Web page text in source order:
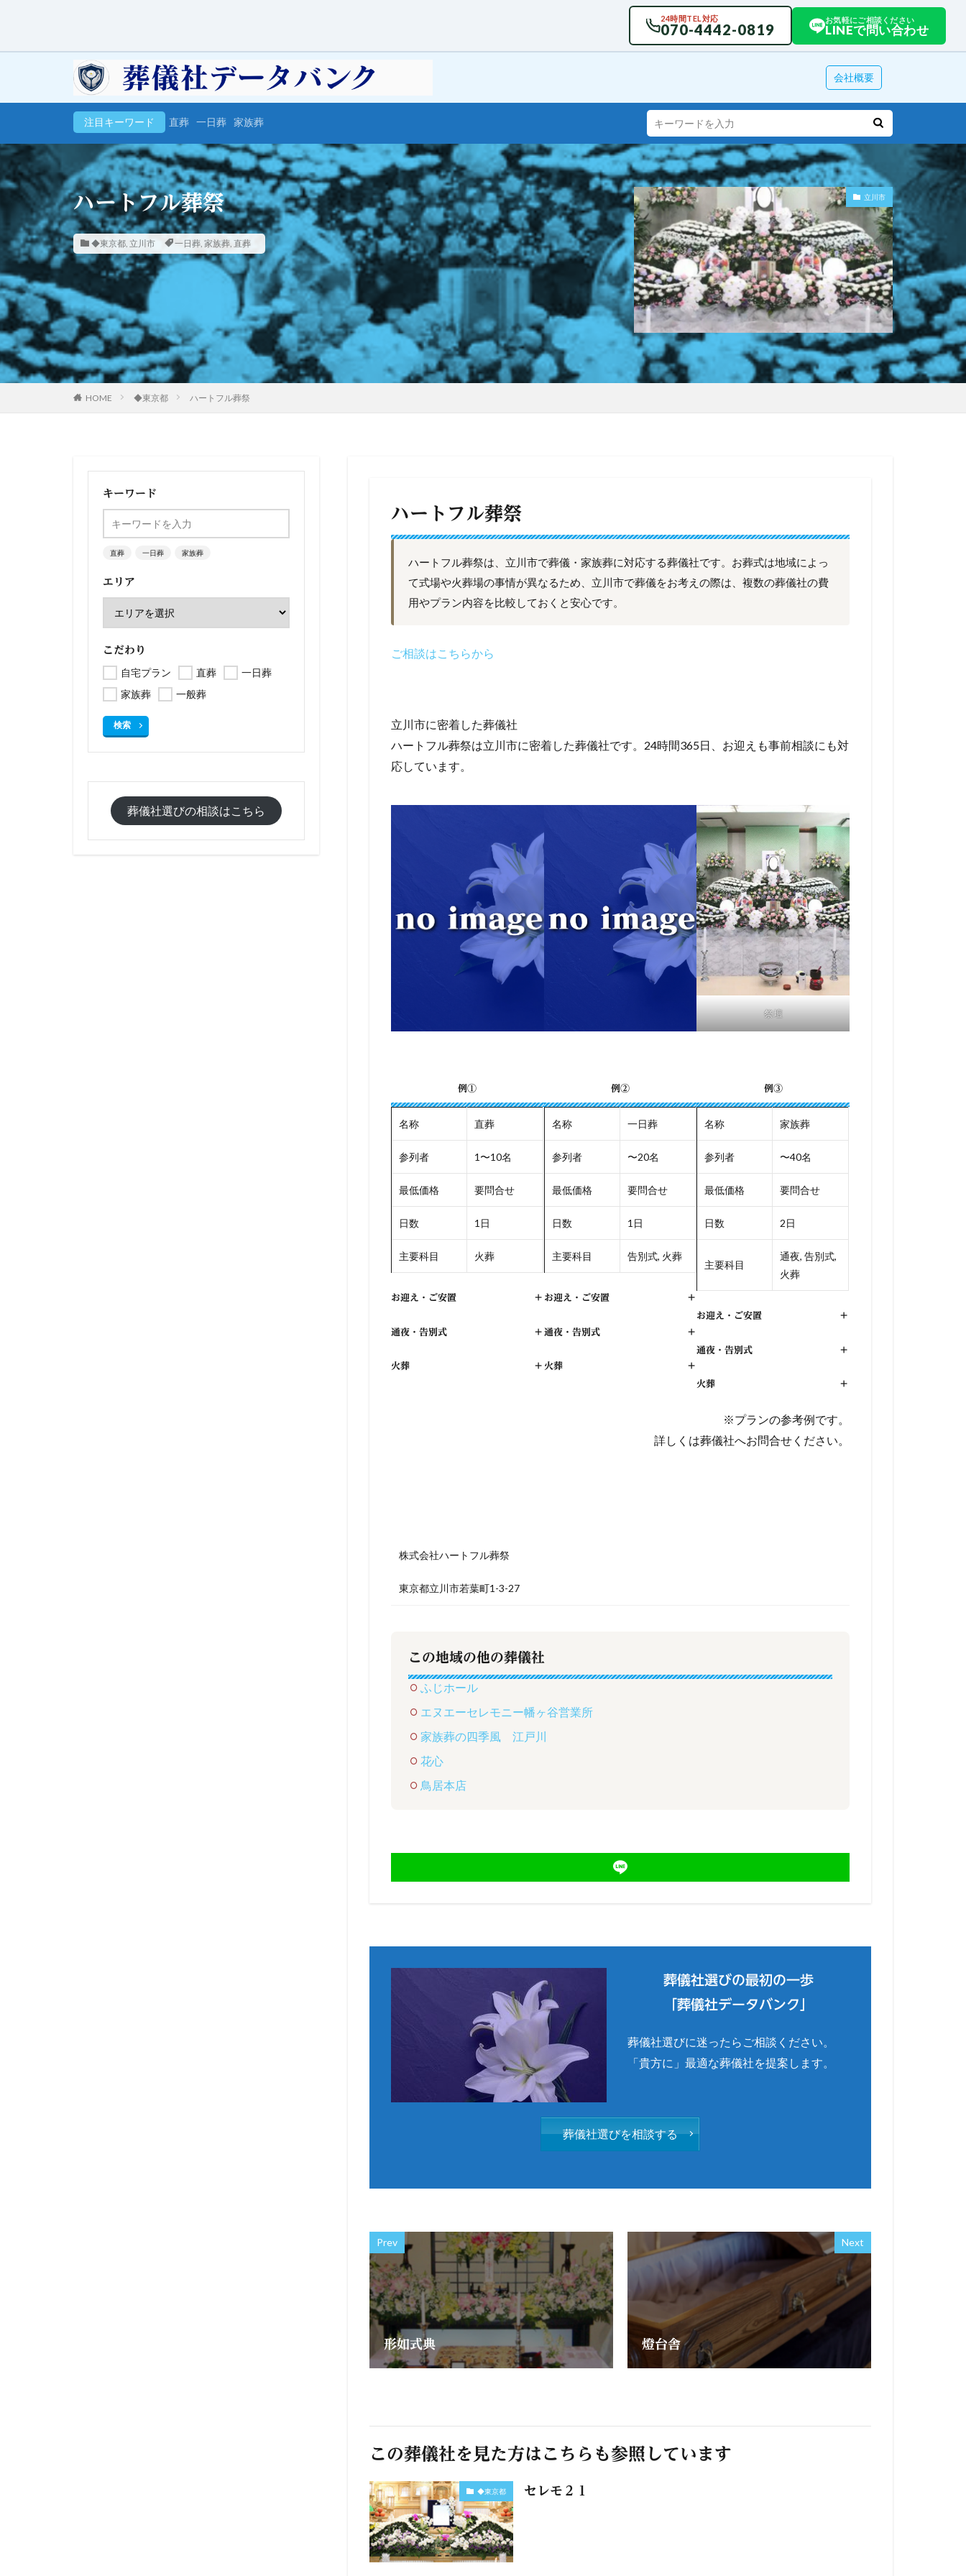
24時間TEL対応
070-4442-0819
お気軽にご相談ください
LINEで問い合わせ
会社概要
注目キーワード 直葬 一日葬 家族葬
ハートフル葬祭
◆東京都, 立川市 一日葬, 家族葬, 直葬
立川市
HOME ◆東京都 ハートフル葬祭
ハートフル葬祭
ハートフル葬祭は、立川市で葬儀・家族葬に対応する葬儀社です。お葬式は地域によっ
て式場や火葬場の事情が異なるため、立川市で葬儀をお考えの際は、複数の葬儀社の費
用やプラン内容を比較しておくと安心です。
ご相談はこちらから
立川市に密着した葬儀社
ハートフル葬祭は立川市に密着した葬儀社です。24時間365日、お迎えも事前相談にも対
応しています。
祭壇
例①
名称 直葬
参列者 1〜10名
最低価格 要問合せ
日数 1日
主要科目 火葬
お迎え・ご安置 +
通夜・告別式 +
火葬 +
例②
名称 一日葬
参列者 〜20名
最低価格 要問合せ
日数 1日
主要科目 告別式, 火葬
お迎え・ご安置 +
通夜・告別式 +
火葬 +
例③
名称 家族葬
参列者 〜40名
最低価格 要問合せ
日数 2日
主要科目
通夜, 告別式,
火葬
お迎え・ご安置 +
通夜・告別式 +
火葬 +
※プランの参考例です。
詳しくは葬儀社へお問合せください。
株式会社ハートフル葬祭
東京都立川市若葉町1-3-27
この地域の他の葬儀社
ふじホール
エヌエーセレモニー幡ヶ谷営業所
家族葬の四季風 江戸川
花心
鳥居本店
葬儀社選びの最初の一歩
「葬儀社データバンク」
葬儀社選びに迷ったらご相談ください。
「貴方に」最適な葬儀社を提案します。
葬儀社選びを相談する
Prev
形如式典
Next
燈台舎
この葬儀社を見た方はこちらも参照しています
◆東京都 セレモ２１
キーワード
直葬 一日葬 家族葬
エリア
こだわり
自宅プラン 直葬
一日葬
家族葬
一般葬
検索
葬儀社選びの相談はこちら